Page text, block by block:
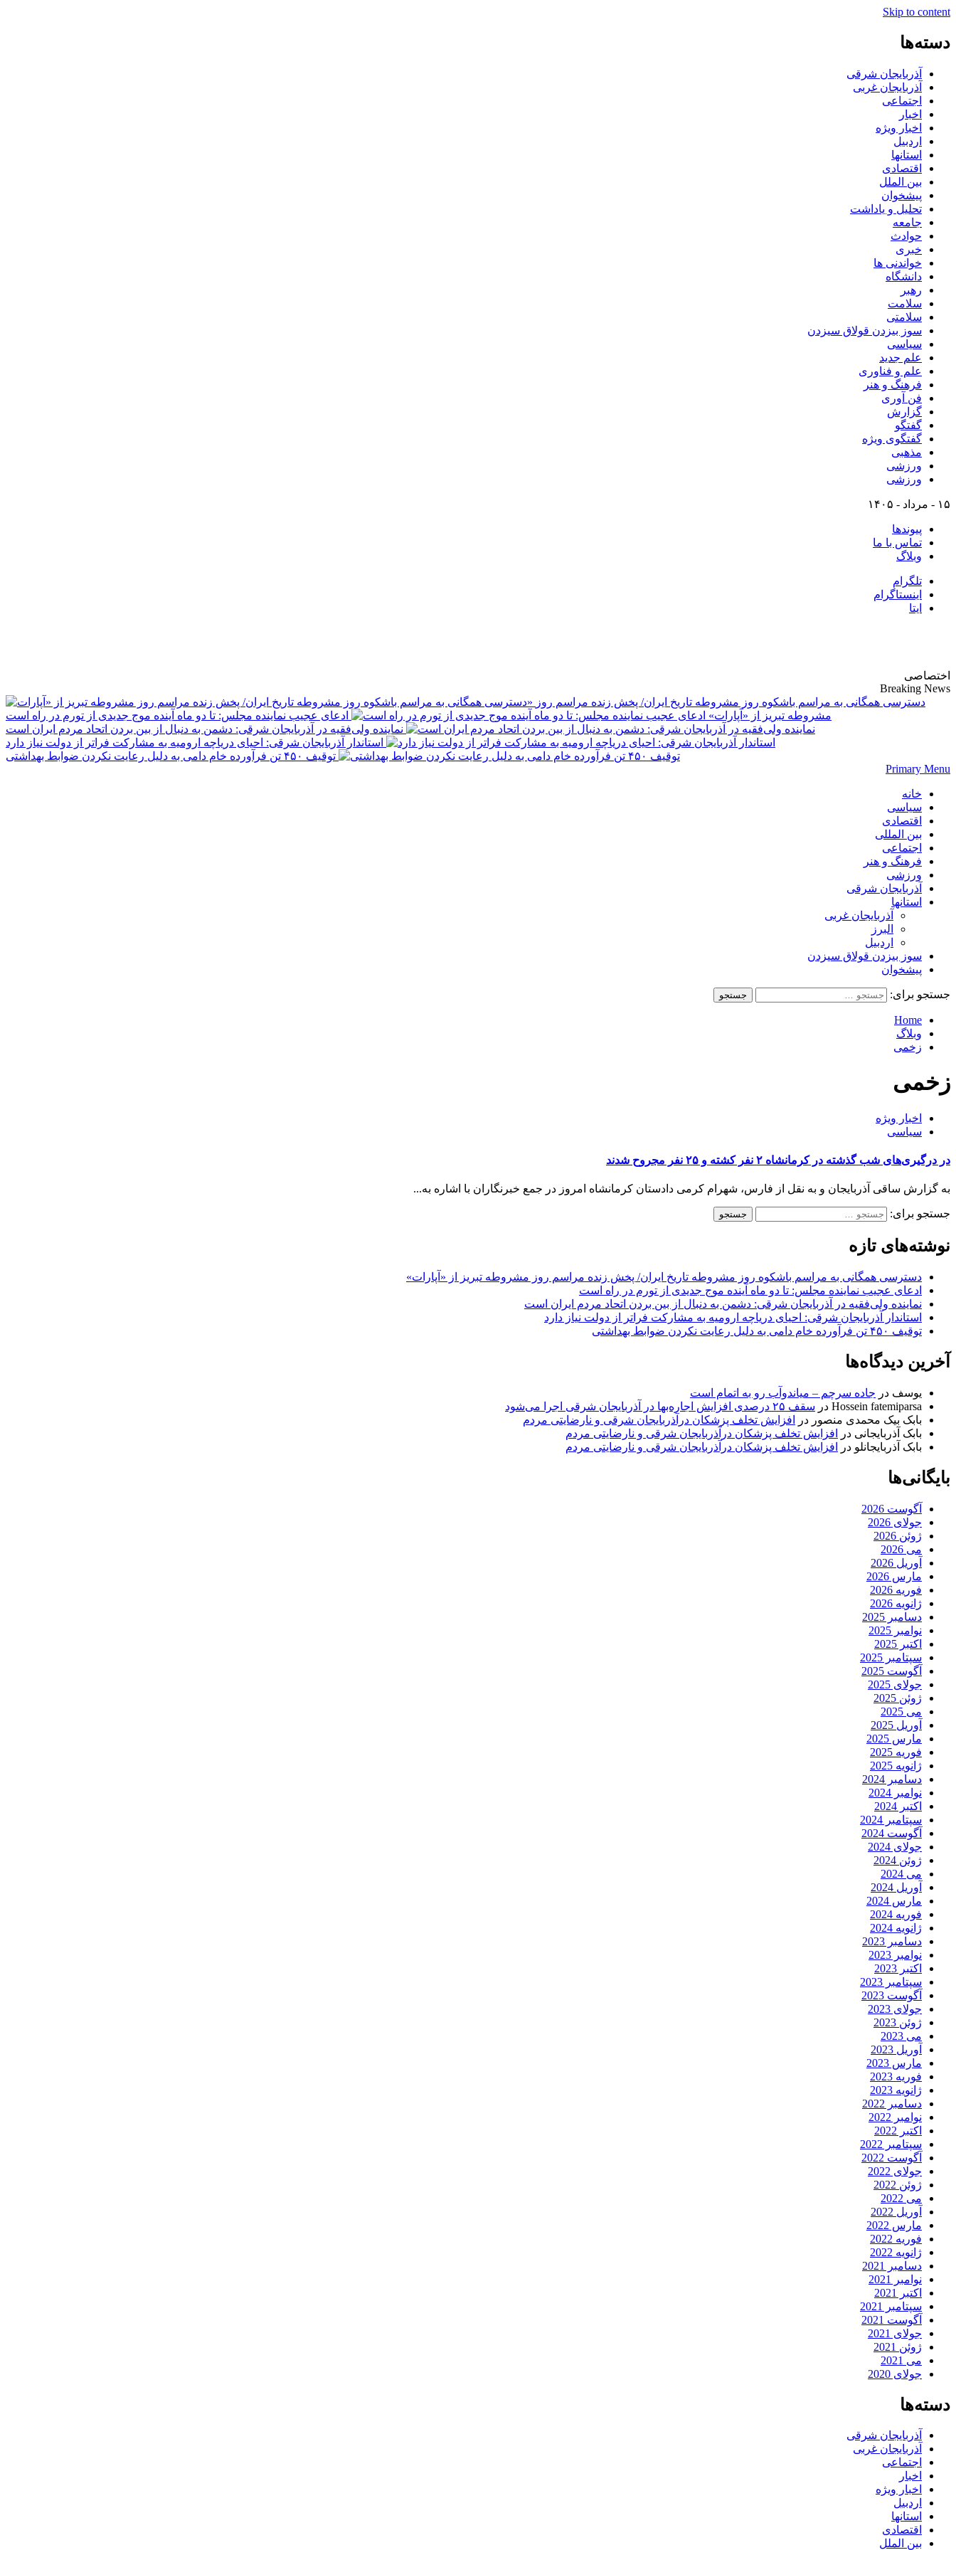
Skip to content
دسته‌ها
آذربایجان شرقی
آذربایجان غربی
اجتماعی
اخبار
اخبار ویژه
اردبیل
استانها
اقتصادی
بین الملل
پیشخوان
تحلیل و یاداشت
جامعه
حوادث
خبری
خواندنی ها
دانشگاه
رهبر
سلامت
سلامتی
سوز بیزدن قولاق سیزدن
سیاسی
علم جدید
علم و فناوری
فرهنگ و هنر
فن آوری
گزارش
گفتگو
گفتگوی ویژه
مذهبی
ورزشی
ورزشی
۱۵ - مرداد - ۱۴۰۵
پیوندها
تماس با ما
وبلاگ
تلگرام
اینستاگرام
ایتا
اختصاصی
Breaking News
دسترسی همگانی به مراسم باشکوه روز مشروطه تاریخ ایران/ پخش زنده مراسم روز
مشروطه تبریز از «آپارات»
ادعای عجیب نماینده مجلس: تا دو ماه آینده موج جدیدی از تورم در راه است
نماینده ولی‌فقیه در آذربایجان شرقی: دشمن به دنبال از بین بردن اتحاد مردم ایران است
استاندار آذربایجان شرقی: احیای دریاچه ارومیه به مشارکت فراتر از دولت نیاز دارد
توقیف ۴۵۰ تن فرآورده خام دامی به دلیل رعایت نکردن ضوابط بهداشتی
Primary Menu
خانه
سیاسی
اقتصادی
بین المللی
اجتماعی
فرهنگ و هنر
ورزشی
آذربایجان شرقی
استانها
آذربایجان غربی
البرز
اردبیل
سوز بیزدن قولاق سیزدن
پیشخوان
جستجو برای:
Home
وبلاگ
زخمی
زخمی
اخبار ویژه
سیاسی
در درگیری‌های شب گذشته در کرمانشاه ۲ نفر کشته و ۲۵ نفر مجروح شدند
به گزارش ساقی آذربایجان و به نقل از فارس، شهرام کرمی دادستان کرمانشاه امروز در جمع خبرنگاران با اشاره به...
جستجو برای:
نوشته‌های تازه
دسترسی همگانی به مراسم باشکوه روز مشروطه تاریخ ایران/ پخش زنده مراسم روز مشروطه تبریز از «آپارات»
ادعای عجیب نماینده مجلس: تا دو ماه آینده موج جدیدی از تورم در راه است
نماینده ولی‌فقیه در آذربایجان شرقی: دشمن به دنبال از بین بردن اتحاد مردم ایران است
استاندار آذربایجان شرقی: احیای دریاچه ارومیه به مشارکت فراتر از دولت نیاز دارد
توقیف ۴۵۰ تن فرآورده خام دامی به دلیل رعایت نکردن ضوابط بهداشتی
آخرین دیدگاه‌ها
یوسف در جاده سرچم – میاندوآب رو به اتمام است
Hossein fatemiparsa در سقف ۲۵ درصدی افزایش اجاره‌بها در آذربایجان شرقی اجرا می‌شود
بابک بیک محمدی منصور در
افزایش تخلف پزشکان درآذربایجان شرقی و نارضایتی مردم
بابک آذربایجانی در
افزایش تخلف پزشکان درآذربایجان شرقی و نارضایتی مردم
بابک آذربایجانلو در افزایش تخلف پزشکان درآذربایجان شرقی و نارضایتی مردم
بایگانی‌ها
آگوست 2026
جولای 2026
ژوئن 2026
می 2026
آوریل 2026
مارس 2026
فوریه 2026
ژانویه 2026
دسامبر 2025
نوامبر 2025
اکتبر 2025
سپتامبر 2025
آگوست 2025
جولای 2025
ژوئن 2025
می 2025
آوریل 2025
مارس 2025
فوریه 2025
ژانویه 2025
دسامبر 2024
نوامبر 2024
اکتبر 2024
سپتامبر 2024
آگوست 2024
جولای 2024
ژوئن 2024
می 2024
آوریل 2024
مارس 2024
فوریه 2024
ژانویه 2024
دسامبر 2023
نوامبر 2023
اکتبر 2023
سپتامبر 2023
آگوست 2023
جولای 2023
ژوئن 2023
می 2023
آوریل 2023
مارس 2023
فوریه 2023
ژانویه 2023
دسامبر 2022
نوامبر 2022
اکتبر 2022
سپتامبر 2022
آگوست 2022
جولای 2022
ژوئن 2022
می 2022
آوریل 2022
مارس 2022
فوریه 2022
ژانویه 2022
دسامبر 2021
نوامبر 2021
اکتبر 2021
سپتامبر 2021
آگوست 2021
جولای 2021
ژوئن 2021
می 2021
جولای 2020
دسته‌ها
آذربایجان شرقی
آذربایجان غربی
اجتماعی
اخبار
اخبار ویژه
اردبیل
استانها
اقتصادی
بین الملل